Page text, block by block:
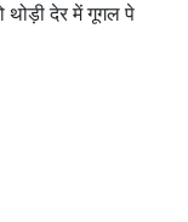
देर में गूगल पे